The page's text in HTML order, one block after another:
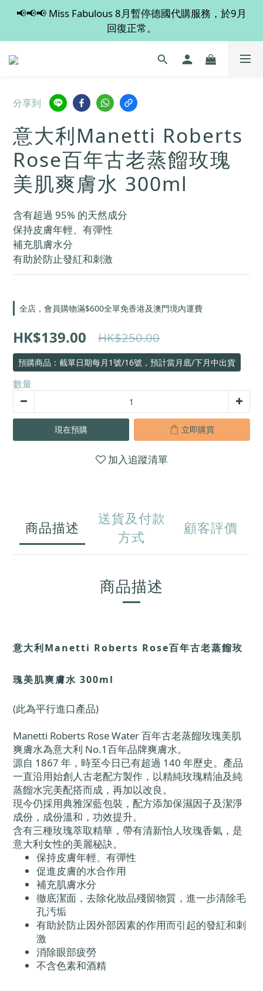
💡 全店滿 $600 免運費，買多件更抵！
📢📢📢 Miss Fabulous 8月暫停德國代購服務，於9月
回復正常。
💡 全店滿 $600 免運費，買多件更抵！
分享到
意大利Manetti Roberts
Rose百年古老蒸餾玫瑰
美肌爽膚水 300ml
含有超過 95% 的天然成分
保持皮膚年輕、有彈性
補充肌膚水分
有助於防止發紅和刺激
全店，會員購物滿$600全單免香港及澳門境內運費
HK$139.00 HK$250.00
預購商品：截單日期每月1號/16號，預計當月底/下月中出貨
數量
現在預購 立即購買
加入追蹤清單
商品描述
送貨及付款
方式
顧客評價
商品描述
意大利Manetti Roberts Rose百年古老蒸餾玫
瑰美肌爽膚水 300ml
(此為平行進口產品)
Manetti Roberts Rose Water 百年古老蒸餾玫瑰美肌
爽膚水為意大利 No.1百年品牌爽膚水。
源自 1867 年，時至今日已有超過 140 年歷史。產品
一直沿用始創人古老配方製作，以精純玫瑰精油及純
蒸餾水完美配搭而成，再加以改良。
現今仍採用典雅深藍包裝，配方添加保濕因子及潔淨
成份，成份溫和，功效提升。
含有三種玫瑰萃取精華，帶有清新怡人玫瑰香氣，是
意大利女性的美麗秘訣。
保持皮膚年輕、有彈性
促進皮膚的水合作用
補充肌膚水分
徹底潔面，去除化妝品殘留物質，進一步清除毛
孔汚垢
有助於防止因外部因素的作用而引起的發紅和刺
激
消除眼部疲勞
不含色素和酒精